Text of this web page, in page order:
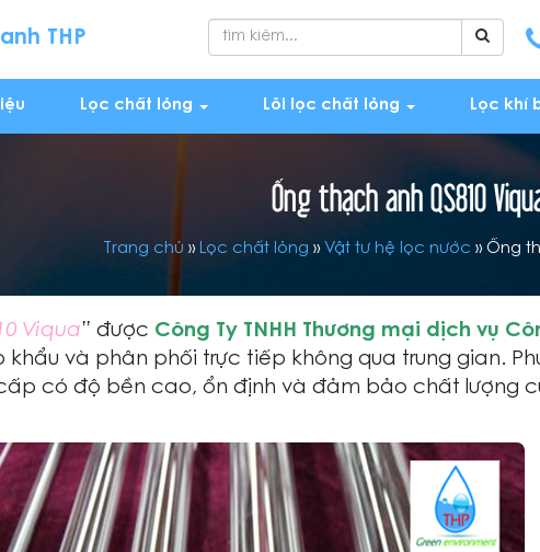
THP
Lọc chất lỏng Lõi lọc chất lỏng Lọc khí
Ống thạch anh QS810
Trang chủ » Lọc chất lỏng » Vật tư hệ lọc nước » Ống
Viqua” được Công Ty TNHH Thương mại dịch vụ
khẩu và phân phối trực tiếp không qua trung gian.
có độ bền cao, ổn định và đảm bảo chất lượng